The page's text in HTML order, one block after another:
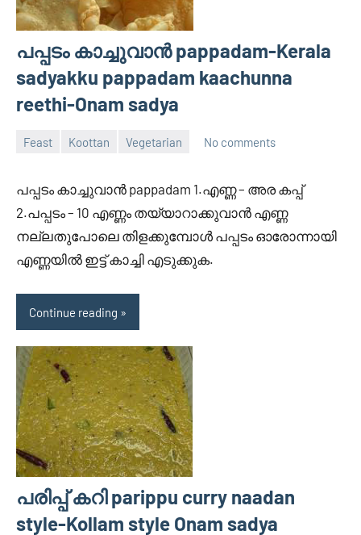
പപ്പടം കാച്ചുവാന്‍ pappadam-Kerala
sadyakku pappadam kaachunna
reethi-Onam sadya
Feast Koottan Vegetarian
2012
No comments
പപ്പടം കാച്ചുവാന്‍ pappadam 1.എണ്ണ – അര കപ്പ്‌
2.പപ്പടം – 10 എണ്ണം തയ്യാറാക്കുവാന്‍ എണ്ണ
നല്ലതുപോലെ തിളക്കുമ്പോള്‍ പപ്പടം ഓരോന്നായി
എണ്ണയില്‍ ഇട്ട് കാച്ചി എടുക്കുക.
Continue reading
പരിപ്പ് കറി parippu curry naadan
style-Kollam style Onam sadya